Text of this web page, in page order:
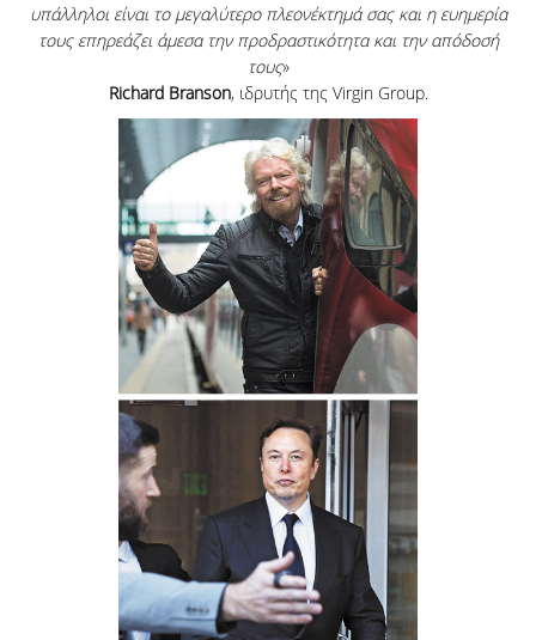
υπάλληλοι είναι το μεγαλύτερο πλεονέκτημά σας και η ευημερία
τους επηρεάζει άμεσα την προδραστικότητα και την απόδοσή
τους»
Richard Branson, ιδρυτής της Virgin Group.